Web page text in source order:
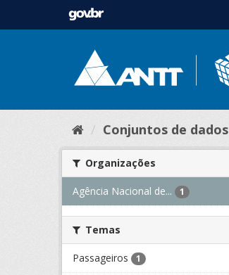
Conjuntos de dados
Organizações
Agência Nacional de... 1
Temas
Passageiros 1